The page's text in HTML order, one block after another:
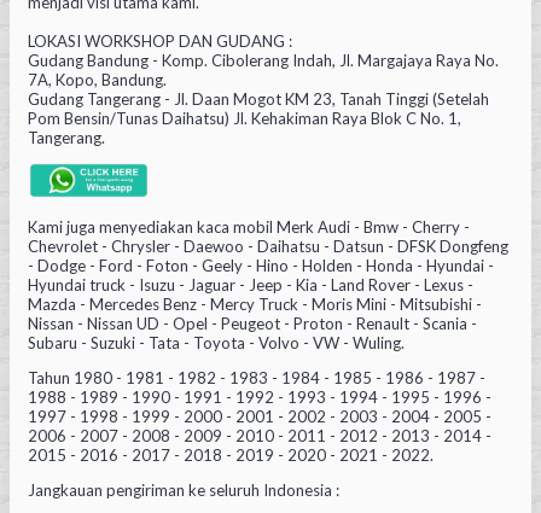
LOKASI WORKSHOP DAN GUDANG :
Gudang Bandung - Komp. Cibolerang Indah, Jl. Margajaya Raya No.
7A, Kopo, Bandung.
Gudang Tangerang - Jl. Daan Mogot KM 23, Tanah Tinggi (Setelah
Pom Bensin/Tunas Daihatsu) Jl. Kehakiman Raya Blok C No. 1,
Tangerang.
Kami juga menyediakan kaca mobil Merk Audi - Bmw - Cherry -
Chevrolet - Chrysler - Daewoo - Daihatsu - Datsun - DFSK Dongfeng
- Dodge - Ford - Foton - Geely - Hino - Holden - Honda - Hyundai -
Hyundai truck - Isuzu - Jaguar - Jeep - Kia - Land Rover - Lexus -
Mazda - Mercedes Benz - Mercy Truck - Moris Mini - Mitsubishi -
Nissan - Nissan UD - Opel - Peugeot - Proton - Renault - Scania -
Subaru - Suzuki - Tata - Toyota - Volvo - VW - Wuling.
Tahun 1980 - 1981 - 1982 - 1983 - 1984 - 1985 - 1986 - 1987 -
1988 - 1989 - 1990 - 1991 - 1992 - 1993 - 1994 - 1995 - 1996 -
1997 - 1998 - 1999 - 2000 - 2001 - 2002 - 2003 - 2004 - 2005 -
2006 - 2007 - 2008 - 2009 - 2010 - 2011 - 2012 - 2013 - 2014 -
2015 - 2016 - 2017 - 2018 - 2019 - 2020 - 2021 - 2022.
Jangkauan pengiriman ke seluruh Indonesia :